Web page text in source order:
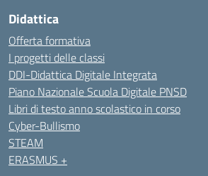
Didattica
Offerta formativa
I progetti delle classi
DDI-Didattica Digitale Integrata
Piano Nazionale Scuola Digitale PNSD
Libri di testo anno scolastico in corso
Cyber-Bullismo
STEAM
ERASMUS +